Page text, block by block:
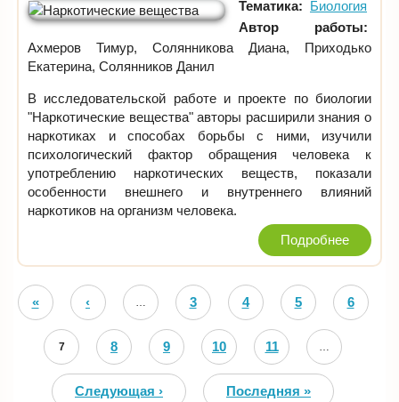
Тематика: Биология
Автор работы:
Ахмеров Тимур, Солянникова Диана, Приходько
Екатерина, Солянников Данил
В исследовательской работе и проекте по биологии
"Наркотические вещества" авторы расширили знания о
наркотиках и способах борьбы с ними, изучили
психологический фактор обращения человека к
употреблению наркотических веществ, показали
особенности внешнего и внутреннего влияний
наркотиков на организм человека.
Подробнее
Страницы
«
Первая
‹
Предыдущая
3 4 5 6
7 8 9 10 11
Следующая › Последняя »